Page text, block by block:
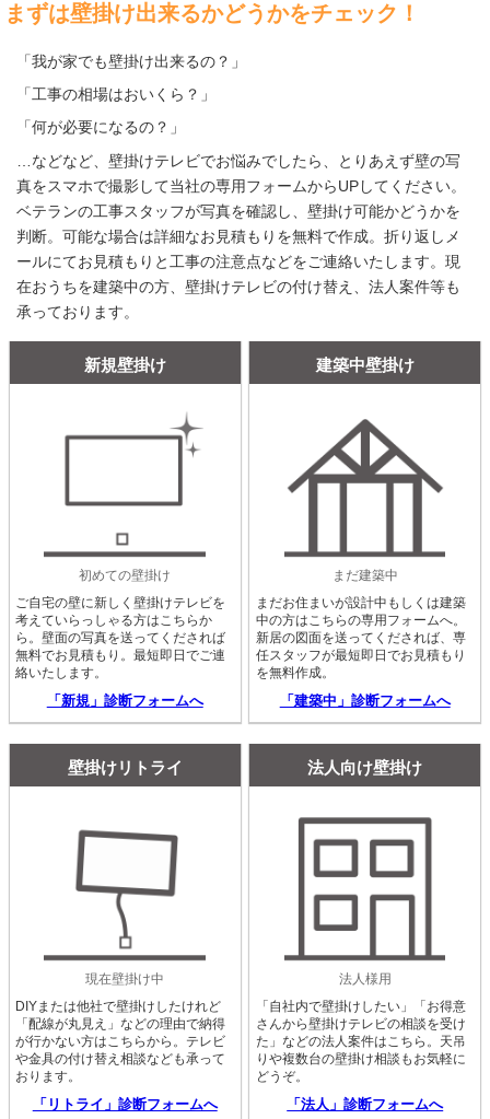
まずは壁掛け出来るかどうかをチェック！
「我が家でも壁掛け出来るの？」
「工事の相場はおいくら？」
「何が必要になるの？」
…などなど、壁掛けテレビでお悩みでしたら、とりあえず壁の写
真をスマホで撮影して当社の専用フォームからUPしてください。
ベテランの工事スタッフが写真を確認し、壁掛け可能かどうかを
判断。可能な場合は詳細なお見積もりを無料で作成。折り返しメ
ールにてお見積もりと工事の注意点などをご連絡いたします。現
在おうちを建築中の方、壁掛けテレビの付け替え、法人案件等も
承っております。
新規壁掛け
初めての壁掛け
ご自宅の壁に新しく壁掛けテレビを
考えていらっしゃる方はこちらか
ら。壁面の写真を送ってくだされば
無料でお見積もり。最短即日でご連
絡いたします。
「新規」診断フォームへ
建築中壁掛け
まだ建築中
まだお住まいが設計中もしくは建築
中の方はこちらの専用フォームへ。
新居の図面を送ってくだされば、専
任スタッフが最短即日でお見積もり
を無料作成。
「建築中」診断フォームへ
壁掛けリトライ
現在壁掛け中
DIYまたは他社で壁掛けしたけれど
「配線が丸見え」などの理由で納得
が行かない方はこちらから。テレビ
や金具の付け替え相談なども承って
おります。
「リトライ」診断フォームへ
法人向け壁掛け
法人様用
「自社内で壁掛けしたい」「お得意
さんから壁掛けテレビの相談を受け
た」などの法人案件はこちら。天吊
りや複数台の壁掛け相談もお気軽に
どうぞ。
「法人」診断フォームへ